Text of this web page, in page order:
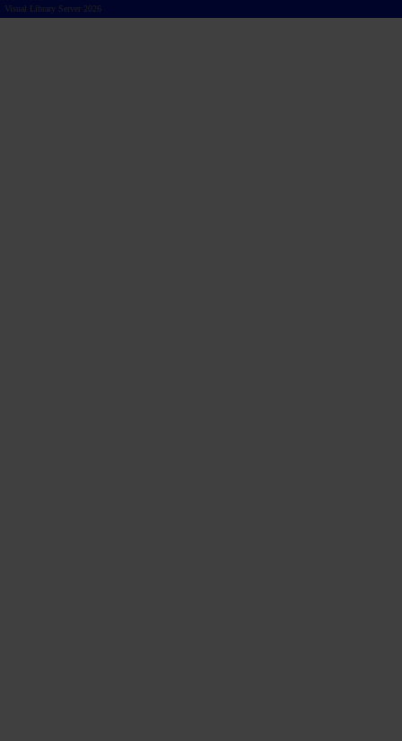
Visual Library Server 2026